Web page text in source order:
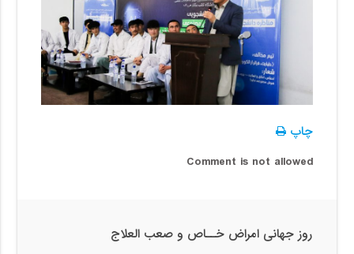
چاپ
Comment is not allowed
روز جهانی امراض خــاص و صعب العلاج